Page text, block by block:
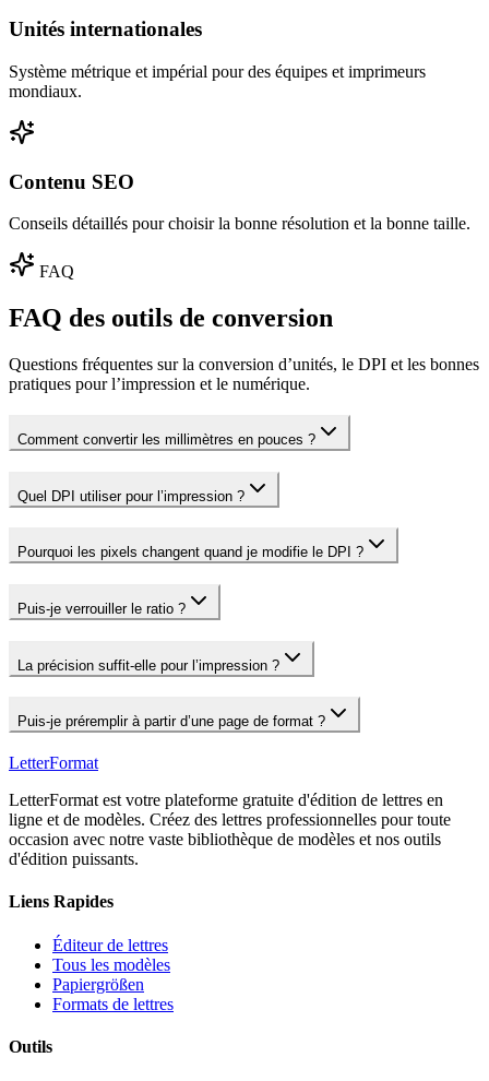
Unités internationales
Système métrique et impérial pour des équipes et imprimeurs
mondiaux.
Contenu SEO
Conseils détaillés pour choisir la bonne résolution et la bonne taille.
FAQ
FAQ des outils de conversion
Questions fréquentes sur la conversion d’unités, le DPI et les bonnes
pratiques pour l’impression et le numérique.
Comment convertir les millimètres en pouces ?
Quel DPI utiliser pour l’impression ?
Pourquoi les pixels changent quand je modifie le DPI ?
Puis‑je verrouiller le ratio ?
La précision suffit‑elle pour l’impression ?
Puis‑je préremplir à partir d’une page de format ?
LetterFormat
LetterFormat est votre plateforme gratuite d'édition de lettres en
ligne et de modèles. Créez des lettres professionnelles pour toute
occasion avec notre vaste bibliothèque de modèles et nos outils
d'édition puissants.
Liens Rapides
Éditeur de lettres
Tous les modèles
Papiergrößen
Formats de lettres
Outils